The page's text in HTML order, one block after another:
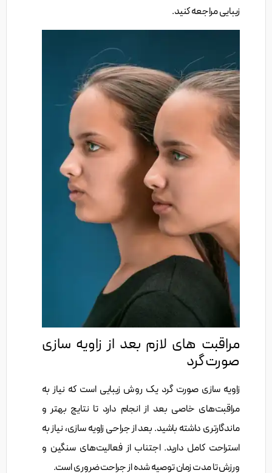
زیبایی مراجعه کنید.
مراقبت های لازم بعد از زاویه سازی
صورت گرد
زاویه سازی صورت گرد یک روش زیبایی است که نیاز به
مراقبت‌های خاصی بعد از انجام دارد تا نتایج بهتر و
ماندگارتری داشته باشید. بعد از جراحی زاویه سازی، نیاز به
استراحت کامل دارید. اجتناب از فعالیت‌های سنگین و
ورزش تا مدت زمان توصیه شده از جراحت ضروری است.